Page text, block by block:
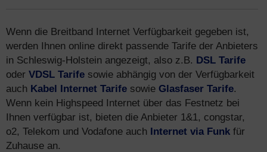
Wenn die Breitband Internet Verfügbarkeit gegeben ist,
werden Ihnen online direkt passende Tarife der Anbieters
in Schleswig-Holstein angezeigt, also z.B. DSL Tarife
oder VDSL Tarife sowie abhängig von der Verfügbarkeit
auch Kabel Internet Tarife sowie Glasfaser Tarife.
Wenn kein Highspeed Internet über das Festnetz bei
Ihnen verfügbar ist, bieten die Anbieter 1&1, congstar,
o2, Telekom und Vodafone auch Internet via Funk für
Zuhause an.